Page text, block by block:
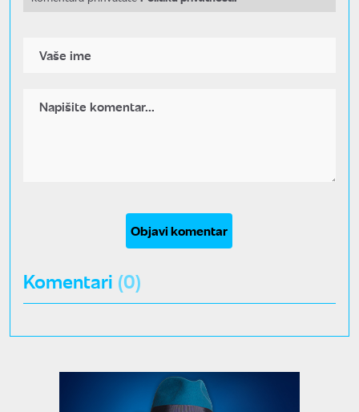
Objavi komentar
Komentari (0)